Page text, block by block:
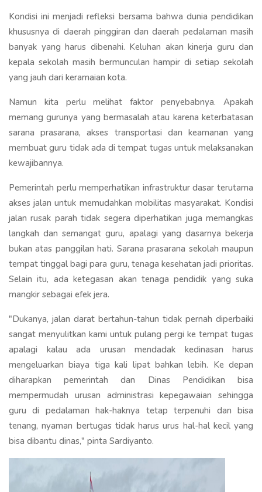
Kondisi ini menjadi refleksi bersama bahwa dunia pendidikan
khususnya di daerah pinggiran dan daerah pedalaman masih
banyak yang harus dibenahi. Keluhan akan kinerja guru dan
kepala sekolah masih bermunculan hampir di setiap sekolah
yang jauh dari keramaian kota.
Namun kita perlu melihat faktor penyebabnya. Apakah
memang gurunya yang bermasalah atau karena keterbatasan
sarana prasarana, akses transportasi dan keamanan yang
membuat guru tidak ada di tempat tugas untuk melaksanakan
kewajibannya.
Pemerintah perlu memperhatikan infrastruktur dasar terutama
akses jalan untuk memudahkan mobilitas masyarakat. Kondisi
jalan rusak parah tidak segera diperhatikan juga memangkas
langkah dan semangat guru, apalagi yang dasarnya bekerja
bukan atas panggilan hati. Sarana prasarana sekolah maupun
tempat tinggal bagi para guru, tenaga kesehatan jadi prioritas.
Selain itu, ada ketegasan akan tenaga pendidik yang suka
mangkir sebagai efek jera.
"Dukanya, jalan darat bertahun-tahun tidak pernah diperbaiki
sangat menyulitkan kami untuk pulang pergi ke tempat tugas
apalagi kalau ada urusan mendadak kedinasan harus
mengeluarkan biaya tiga kali lipat bahkan lebih. Ke depan
diharapkan pemerintah dan Dinas Pendidikan bisa
mempermudah urusan administrasi kepegawaian sehingga
guru di pedalaman hak-haknya tetap terpenuhi dan bisa
tenang, nyaman bertugas tidak harus urus hal-hal kecil yang
bisa dibantu dinas," pinta Sardiyanto.